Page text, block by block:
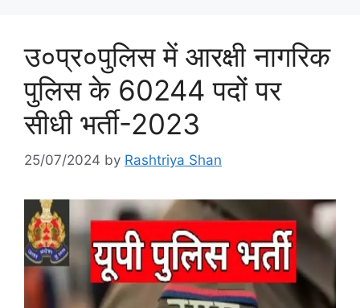
उ०प्र०पुलिस में आरक्षी नागरिक
पुलिस के 60244 पदों पर
सीधी भर्ती-2023
25/07/2024 by Rashtriya Shan